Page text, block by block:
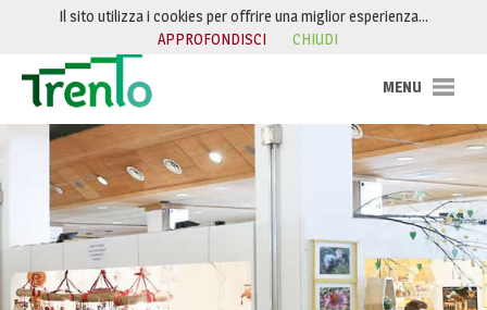
Salta al contenuto
Il sito utilizza i cookies per offrire una miglior esperienza…
APPROFONDISCI
CHIUDI